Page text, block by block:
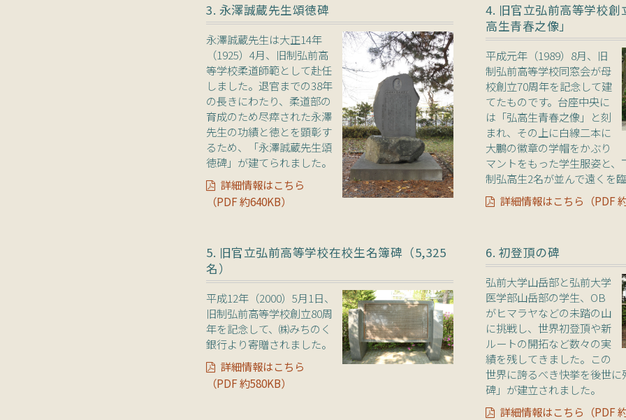
3. 永澤誠蔵先生頌徳碑
永澤誠蔵先生は大正14年
（1925）4月、旧制弘前高
等学校柔道師範として赴任
しました。退官までの38年
の長きにわたり、柔道部の
育成のため尽瘁された永澤
先生の功績と徳とを顕彰す
るため、「永澤誠蔵先生頌
徳碑」が建てられました。
詳細情報はこちら
（PDF 約640KB）
4. 旧官立弘前高等学校
高生青春之像」
平成元年（1989）8月、旧
制弘前高等学校同窓会が母
校創立70周年を記念して建
てたものです。台座中央に
は「弘高生青春之像」と刻
まれ、その上に白線二本に
大鵬の徽章の学帽をかぶり
マントをもった学生服姿と
制弘高生2名が並んで遠くを
詳細情報はこちら（PDF
5. 旧官立弘前高等学校在校生名簿碑（5,325
名）
平成12年（2000）5月1日、
旧制弘前高等学校創立80周
年を記念して、㈱みちのく
銀行より寄贈されました。
詳細情報はこちら
（PDF 約580KB）
6. 初登頂の碑
弘前大学山岳部と弘前大学
医学部山岳部の学生、OB
がヒマラヤなどの未踏の山
に挑戦し、世界初登頂や新
ルートの開拓など数々の実
績を残してきました。この
世界に誇るべき快挙を後世
碑」が建立されました。
詳細情報はこちら（PDF